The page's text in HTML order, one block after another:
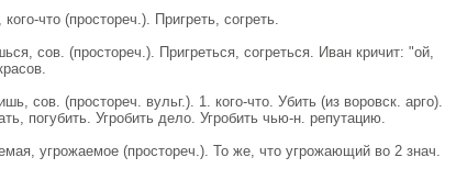
что (простореч.). Пригреть, согреть.
сов. (простореч.). Пригреться, согреться. Иван кричит: "ой,
сов. (простореч. вульг.). 1. кого-что. Убить (из воровск. арго).
погубить. Угробить дело. Угробить чью-н. репутацию.
угрожаемое (простореч.). То же, что угрожающий во 2 знач.